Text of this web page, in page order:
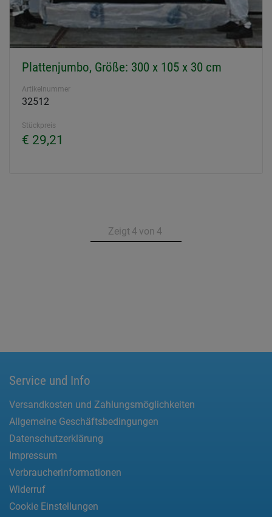
Plattenjumbo, Größe: 300 x 105 x 30 cm
Artikelnummer
32512
Stückpreis
€ 29,21
Zeigt 4 von 4
Service und Info
Versandkosten und Zahlungsmöglichkeiten
Allgemeine Geschäftsbedingungen
Datenschutzerklärung
Impressum
Verbraucherinformationen
Widerruf
Cookie Einstellungen